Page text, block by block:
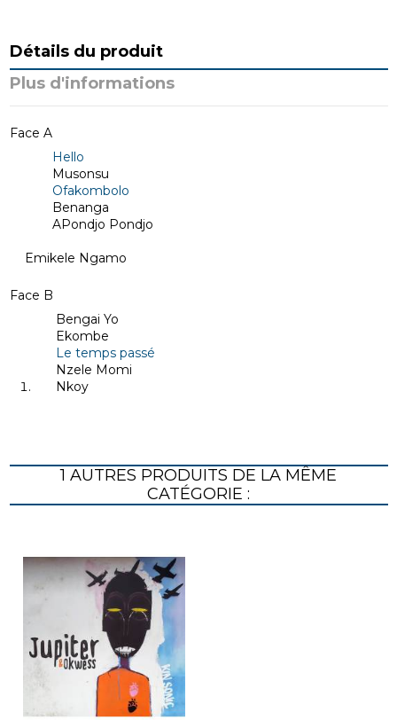
Détails du produit
Plus d'informations
Face A
Hello
Musonsu
Ofakombolo
Benanga
APondjo Pondjo
Emikele Ngamo
Face B
Bengai Yo
Ekombe
Le temps passé
Nzele Momi
Nkoy
1 AUTRES PRODUITS DE LA MÊME
CATÉGORIE :